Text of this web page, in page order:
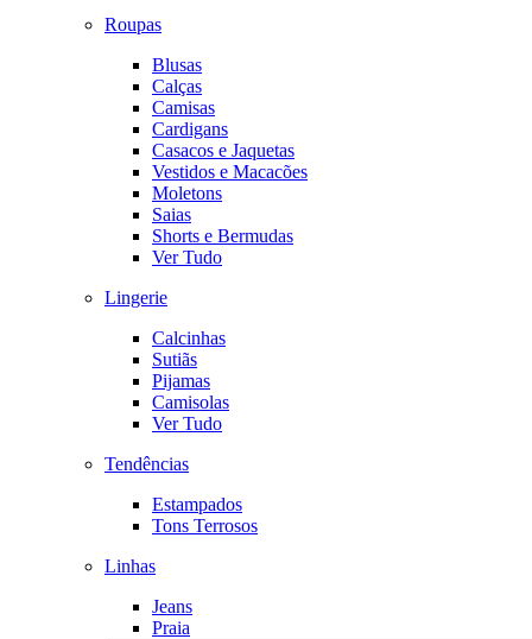
Roupas
Blusas
Calças
Camisas
Cardigans
Casacos e Jaquetas
Vestidos e Macacões
Moletons
Saias
Shorts e Bermudas
Ver Tudo
Lingerie
Calcinhas
Sutiãs
Pijamas
Camisolas
Ver Tudo
Tendências
Estampados
Tons Terrosos
Linhas
Jeans
Praia